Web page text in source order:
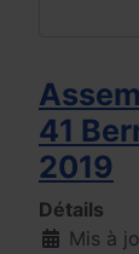
41
2019
Détails
Mis à